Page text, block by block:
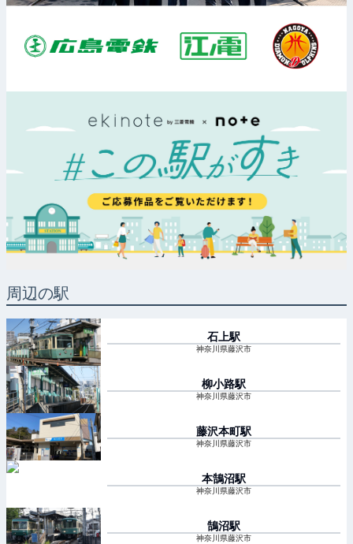
周辺の駅
石上駅
神奈川県藤沢市
柳小路駅
神奈川県藤沢市
藤沢本町駅
神奈川県藤沢市
本鵠沼駅
神奈川県藤沢市
鵠沼駅
神奈川県藤沢市